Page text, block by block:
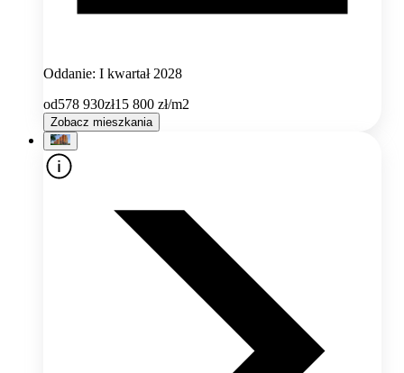
Oddanie: I kwartał 2028
od578 930zł15 800 zł/m2
Zobacz mieszkania